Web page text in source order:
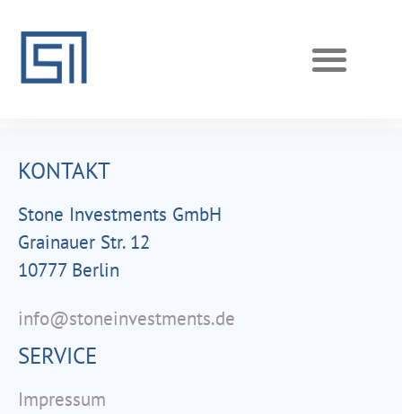
KONTAKT
Stone Investments GmbH
Grainauer Str. 12
10777 Berlin
info@stoneinvestments.de
SERVICE
Impressum